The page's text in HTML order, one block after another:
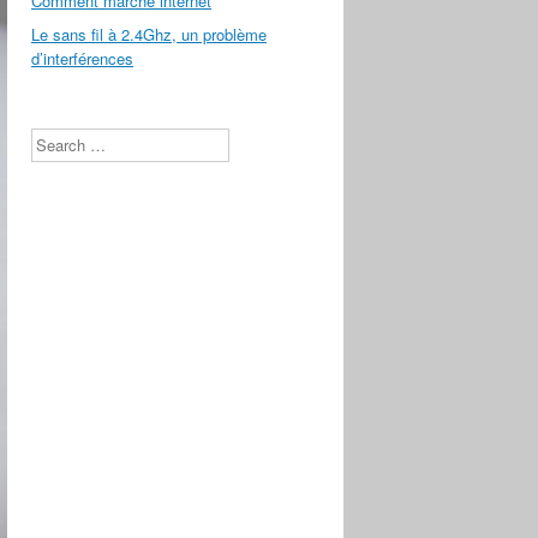
Le sans fil à 2.4Ghz, un problème
d’interférences
Search